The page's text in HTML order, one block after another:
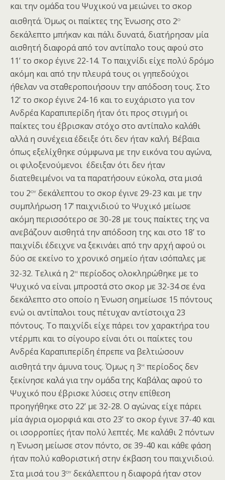
και την ομάδα του Ψυχικού να μειώνει το σκορ
αισθητά. Όμως οι παίκτες της Ένωσης στο 2ο
δεκάλεπτο μπήκαν και πάλι δυνατά, διατήρησαν μία
αισθητή διαφορά από τον αντίπαλο τους αφού στο
11’ το σκορ έγινε 22-14. Το παιχνίδι είχε πολύ δρόμο
ακόμη και από την πλευρά τους οι γηπεδούχοι
ήθελαν να σταθεροποιήσουν την απόδοση τους. Στο
12’ το σκορ έγινε 24-16 και το ευχάριστο για τον
Ανδρέα Καραπιπερίδη ήταν ότι προς στιγμή οι
παίκτες του έβρισκαν στόχο στο αντίπαλο καλάθι
αλλά η συνέχεια έδειξε ότι δεν ήταν καλή. Βέβαια
όπως εξελίχθηκε σύμφωνα με την εικόνα του αγώνα,
οι φιλοξενούμενοι έδειξαν ότι δεν ήταν
διατεθειμένοι να τα παρατήσουν εύκολα, στα μισά
του 2ου δεκάλεπτου το σκορ έγινε 29-23 και με την
συμπλήρωση 17’ παιχνιδιού το Ψυχικό μείωσε
ακόμη περισσότερο σε 30-28 με τους παίκτες της να
ανεβάζουν αισθητά την απόδοση της και στο 18’ το
παιχνίδι έδειχνε να ξεκινάει από την αρχή αφού οι
δύο σε εκείνο το χρονικό σημείο ήταν ισόπαλες με
32-32. Τελικά η 2η περίοδος ολοκληρώθηκε με το
Ψυχικό να είναι μπροστά στο σκορ με 32-34 σε ένα
δεκάλεπτο στο οποίο η Ένωση σημείωσε 15 πόντους
ενώ οι αντίπαλοι τους πέτυχαν αντίστοιχα 23
πόντους. Το παιχνίδι είχε πάρει τον χαρακτήρα του
ντέρμπι και το σίγουρο είναι ότι οι παίκτες του
Ανδρέα Καραπιπερίδη έπρεπε να βελτιώσουν
αισθητά την άμυνα τους. Όμως η 3η περίοδος δεν
ξεκίνησε καλά για την ομάδα της Καβάλας αφού το
Ψυχικό που έβρισκε λύσεις στην επίθεση
προηγήθηκε στο 22’ με 32-28. Ο αγώνας είχε πάρει
μία άγρια ομορφιά και στο 23’ το σκορ έγινε 37-40 και
οι ισορροπίες ήταν πολύ λεπτές. Με καλάθι 2 πόντων
η Ένωση μείωσε στον πόντο, σε 39-40 και κάθε φάση
ήταν πολύ καθοριστική στην έκβαση του παιχνιδιού.
Στα μισά του 3ου δεκάλεπτου η διαφορά ήταν στον